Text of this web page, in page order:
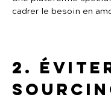
cadrer le besoin en
2.